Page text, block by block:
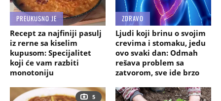
PREUKUSNO JE
Recept za najfiniji pasulj
iz rerne sa kiselim
kupusom: Specijalitet
koji će vam razbiti
monotoniju
ZDRAVO
Ljudi koji brinu o svojim
crevima i stomaku, jedu
ovo svaki dan: Odmah
rešava problem sa
zatvorom, sve ide brzo
5